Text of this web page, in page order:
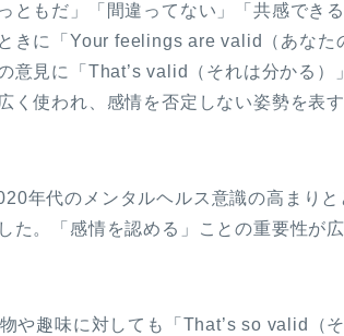
ともだ」「間違ってない」「共感でき
きに「Your feelings are valid（あなた
意見に「That’s valid（それは分かる
く使われ、感情を否定しない姿勢を表す
年代のメンタルヘルス意識の高まり
た。「感情を認める」ことの重要性が
や趣味に対しても「That’s so valid（